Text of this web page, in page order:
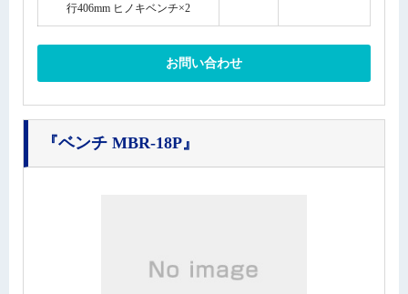
行406mm ヒノキベンチ×2
お問い合わせ
『ベンチ MBR-18P』